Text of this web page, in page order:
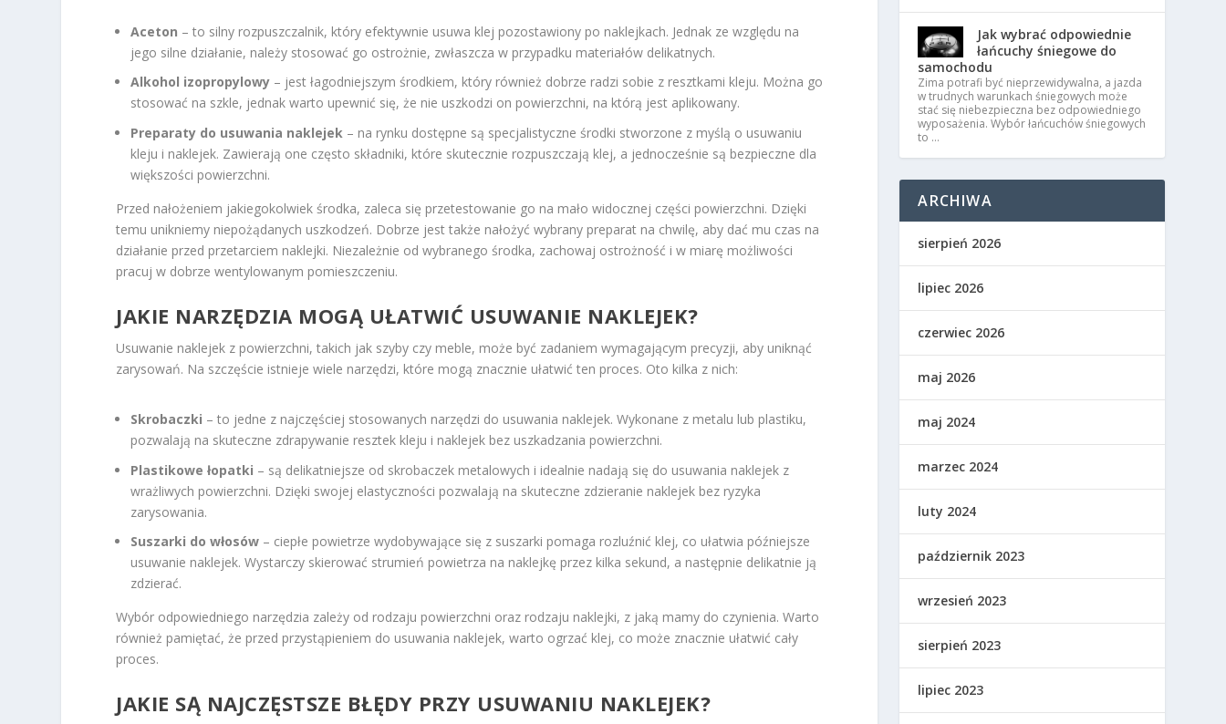
Aceton – to silny rozpuszczalnik, który efektywnie usuwa klej pozostawiony po naklejkach. Jednak ze względu na
jego silne działanie, należy stosować go ostrożnie, zwłaszcza w przypadku materiałów delikatnych.
Alkohol izopropylowy – jest łagodniejszym środkiem, który również dobrze radzi sobie z resztkami kleju. Można go
stosować na szkle, jednak warto upewnić się, że nie uszkodzi on powierzchni, na którą jest aplikowany.
Preparaty do usuwania naklejek – na rynku dostępne są specjalistyczne środki stworzone z myślą o usuwaniu
kleju i naklejek. Zawierają one często składniki, które skutecznie rozpuszczają klej, a jednocześnie są bezpieczne dla
większości powierzchni.
Przed nałożeniem jakiegokolwiek środka, zaleca się przetestowanie go na mało widocznej części powierzchni. Dzięki
temu unikniemy niepożądanych uszkodzeń. Dobrze jest także nałożyć wybrany preparat na chwilę, aby dać mu czas na
działanie przed przetarciem naklejki. Niezależnie od wybranego środka, zachowaj ostrożność i w miarę możliwości
pracuj w dobrze wentylowanym pomieszczeniu.
JAKIE NARZĘDZIA MOGĄ UŁATWIĆ USUWANIE NAKLEJEK?
Usuwanie naklejek z powierzchni, takich jak szyby czy meble, może być zadaniem wymagającym precyzji, aby uniknąć
zarysowań. Na szczęście istnieje wiele narzędzi, które mogą znacznie ułatwić ten proces. Oto kilka z nich:
Skrobaczki – to jedne z najczęściej stosowanych narzędzi do usuwania naklejek. Wykonane z metalu lub plastiku,
pozwalają na skuteczne zdrapywanie resztek kleju i naklejek bez uszkadzania powierzchni.
Plastikowe łopatki – są delikatniejsze od skrobaczek metalowych i idealnie nadają się do usuwania naklejek z
wrażliwych powierzchni. Dzięki swojej elastyczności pozwalają na skuteczne zdzieranie naklejek bez ryzyka
zarysowania.
Suszarki do włosów – ciepłe powietrze wydobywające się z suszarki pomaga rozluźnić klej, co ułatwia późniejsze
usuwanie naklejek. Wystarczy skierować strumień powietrza na naklejkę przez kilka sekund, a następnie delikatnie ją
zdzierać.
Wybór odpowiedniego narzędzia zależy od rodzaju powierzchni oraz rodzaju naklejki, z jaką mamy do czynienia. Warto
również pamiętać, że przed przystąpieniem do usuwania naklejek, warto ogrzać klej, co może znacznie ułatwić cały
proces.
JAKIE SĄ NAJCZĘSTSZE BŁĘDY PRZY USUWANIU NAKLEJEK?
Jak wybrać odpowiednie
łańcuchy śniegowe do
samochodu
Zima potrafi być nieprzewidywalna, a jazda
w trudnych warunkach śniegowych może
stać się niebezpieczna bez odpowiedniego
wyposażenia. Wybór łańcuchów śniegowych
to …
ARCHIWA
sierpień 2026
lipiec 2026
czerwiec 2026
maj 2026
maj 2024
marzec 2024
luty 2024
październik 2023
wrzesień 2023
sierpień 2023
lipiec 2023